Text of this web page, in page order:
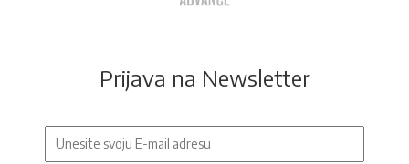
Prijava na Newsletter